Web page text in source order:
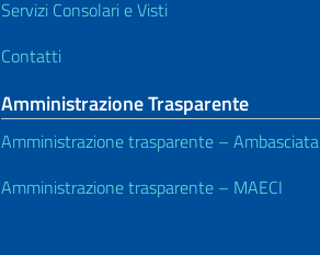
Servizi Consolari e Visti
Contatti
Amministrazione Trasparente
Amministrazione trasparente – Ambasciata
Amministrazione trasparente – MAECI